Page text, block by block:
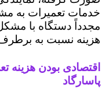
خدمات تعمیرات به
مجدداً دستگاه با
هزینه نسبت به
اقتصادی بودن هزینه
پاسارگاد